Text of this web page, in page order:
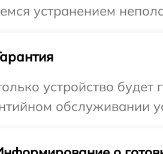
устранением
устройство
обслуживании